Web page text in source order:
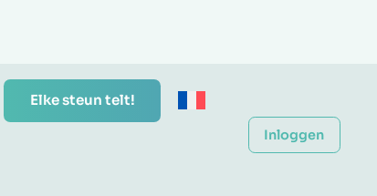
Elke steun telt!
Inloggen